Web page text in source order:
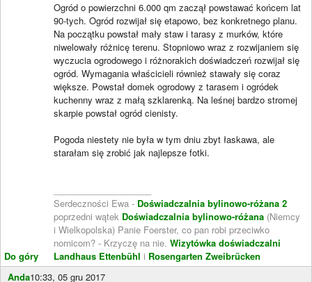
Do góry
Ogród o powierzchni 6.000 qm zaczął powstawać końcem lat
90-tych. Ogród rozwijał się etapowo, bez konkretnego planu.
Na początku powstał mały staw i tarasy z murków, które
niwelowały różnicę terenu. Stopniowo wraz z rozwijaniem się
wyczucia ogrodowego i różnorakich doświadczeń rozwijał się
ogród. Wymagania właścicieli również stawały się coraz
większe. Powstał domek ogrodowy z tarasem i ogródek
kuchenny wraz z małą szklarenką. Na leśnej bardzo stromej
skarpie powstał ogród cienisty.
Pogoda niestety nie była w tym dniu zbyt łaskawa, ale
starałam się zrobić jak najlepsze fotki.
Serdeczności Ewa - Doświadczalnia bylinowo-różana 2
poprzedni wątek Doświadczalnia bylinowo-różana (Niemcy
i Wielkopolska) Panie Foerster, co pan robi przeciwko
nornicom? - Krzyczę na nie. Wizytówka doświadczalni
Landhaus Ettenbühl i Rosengarten Zweibrücken
Anda10:33, 05 gru 2017